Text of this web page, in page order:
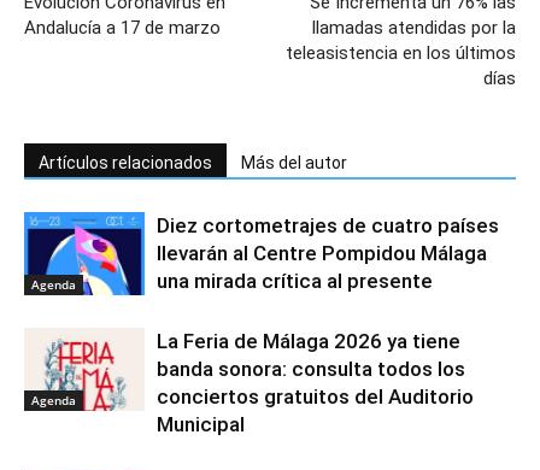
Andalucía a 17 de marzo
llamadas atendidas por la
teleasistencia en los últimos
días
Artículos relacionados Más del autor
Agenda
Diez cortometrajes de cuatro países
llevarán al Centre Pompidou Málaga
una mirada crítica al presente
Agenda
La Feria de Málaga 2026 ya tiene
banda sonora: consulta todos los
conciertos gratuitos del Auditorio
Municipal